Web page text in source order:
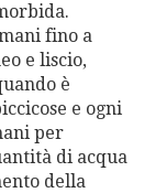
fino a
e liscio,
è
e ogni
per
di acqua
della